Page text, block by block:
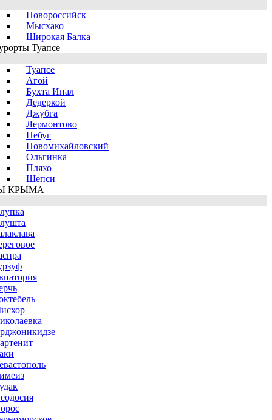
Новороссийск
Мысхако
Широкая Балка
Туапсе
Туапсе
Агой
Бухта Инал
Дедеркой
Джубга
Лермонтово
Небуг
Новомихайловский
Ольгинка
Пляхо
Шепси
КРЫМА